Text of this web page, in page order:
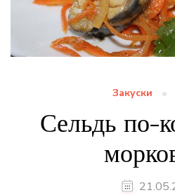
Закуски
Сельдь по-